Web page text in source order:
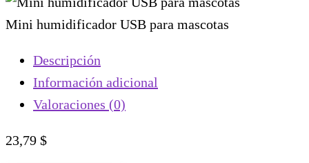
Mini humidificador USB para mascotas
Descripción
Información adicional
Valoraciones (0)
23,79 $